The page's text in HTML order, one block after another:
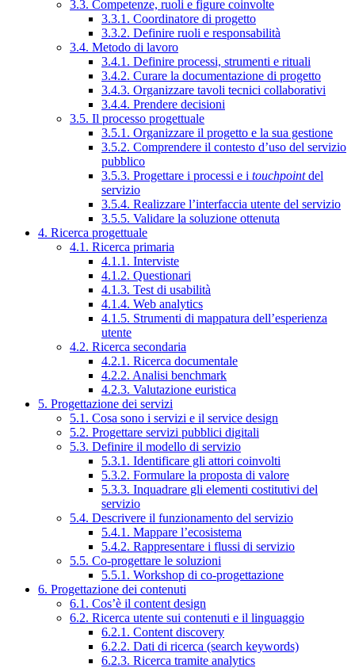
3.3. Competenze, ruoli e figure coinvolte
3.3.1. Coordinatore di progetto
3.3.2. Definire ruoli e responsabilità
3.4. Metodo di lavoro
3.4.1. Definire processi, strumenti e rituali
3.4.2. Curare la documentazione di progetto
3.4.3. Organizzare tavoli tecnici collaborativi
3.4.4. Prendere decisioni
3.5. Il processo progettuale
3.5.1. Organizzare il progetto e la sua gestione
3.5.2. Comprendere il contesto d’uso del servizio
pubblico
3.5.3. Progettare i processi e i touchpointdel
servizio
3.5.4. Realizzare l’interfaccia utente del servizio
3.5.5. Validare la soluzione ottenuta
4. Ricerca progettuale
4.1. Ricerca primaria
4.1.1. Interviste
4.1.2. Questionari
4.1.3. Test di usabilità
4.1.4. Web analytics
4.1.5. Strumenti di mappatura dell’esperienza
utente
4.2. Ricerca secondaria
4.2.1. Ricerca documentale
4.2.2. Analisi benchmark
4.2.3. Valutazione euristica
5. Progettazione dei servizi
5.1. Cosa sono i servizi e il service design
5.2. Progettare servizi pubblici digitali
5.3. Definire il modello di servizio
5.3.1. Identificare gli attori coinvolti
5.3.2. Formulare la proposta di valore
5.3.3. Inquadrare gli elementi costitutivi del
servizio
5.4. Descrivere il funzionamento del servizio
5.4.1. Mappare l’ecosistema
5.4.2. Rappresentare i flussi di servizio
5.5. Co-progettare le soluzioni
5.5.1. Workshop di co-progettazione
6. Progettazione dei contenuti
6.1. Cos’è il content design
6.2. Ricerca utente sui contenuti e il linguaggio
6.2.1. Content discovery
6.2.2. Dati di ricerca (search keywords)
6.2.3. Ricerca tramite analytics